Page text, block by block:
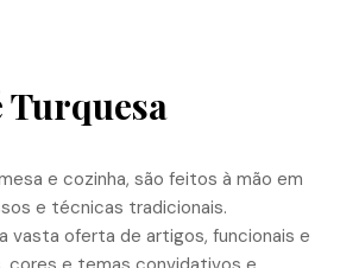
Turquesa
e cozinha, são feitos à mão em
e técnicas tradicionais.
vasta oferta de artigos, funcionais e